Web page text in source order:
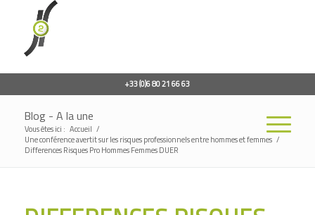
+33 (0)6 80 21 66 63
Blog - A la une
Vous êtes ici : Accueil /
Une conférence avertit sur les risques professionnels entre hommes et femmes /
Differences Risques Pro Hommes Femmes DUER